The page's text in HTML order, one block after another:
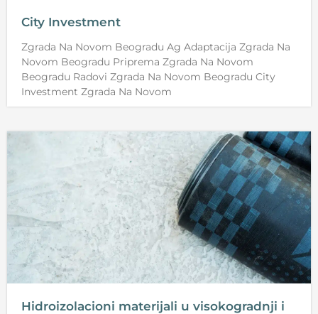
City Investment
Zgrada Na Novom Beogradu Ag Adaptacija Zgrada Na
Novom Beogradu Priprema Zgrada Na Novom
Beogradu Radovi Zgrada Na Novom Beogradu City
Investment Zgrada Na Novom
Hidroizolacioni materijali u visokogradnji i